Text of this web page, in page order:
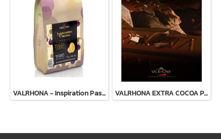
VALRHONA - Inspiration Passion Fruit Couverture VALRHONA EXTRA COCOA PASTE 100% - Keto คีโตทานได้